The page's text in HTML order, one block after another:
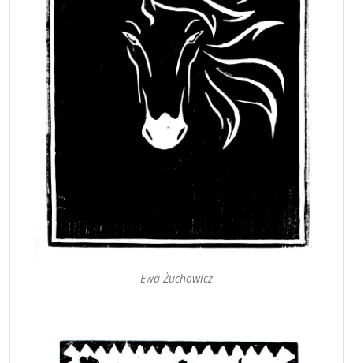
Ewa Żuchowicz